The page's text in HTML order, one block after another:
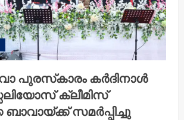
പുരസ്‌കാരം കര്‍ദിനാള്‍
ക്ലീമിസ്
സമര്‍പ്പിച്ചു